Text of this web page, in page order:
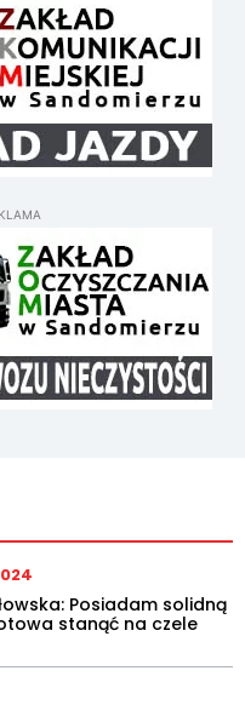
Posiadam solidną
stanąć na czele